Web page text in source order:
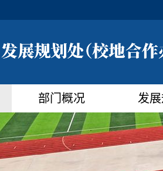
部门概况 发